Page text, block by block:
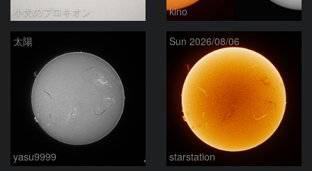
小犬のプロキオン kino
太陽
yasu9999
Sun 2026/08/06
starstation